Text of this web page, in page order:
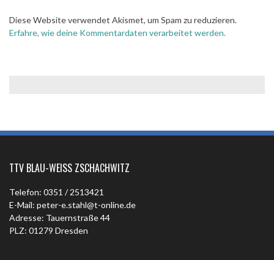
Diese Website verwendet Akismet, um Spam zu reduzieren.
Erfahre, wie deine Kommentardaten verarbeitet werden.
TTV BLAU-WEISS ZSCHACHWITZ
Telefon: 0351 / 2513421
E-Mail: peter-e.stahl@t-online.de
Adresse: Tauernstraße 44
PLZ: 01279 Dresden